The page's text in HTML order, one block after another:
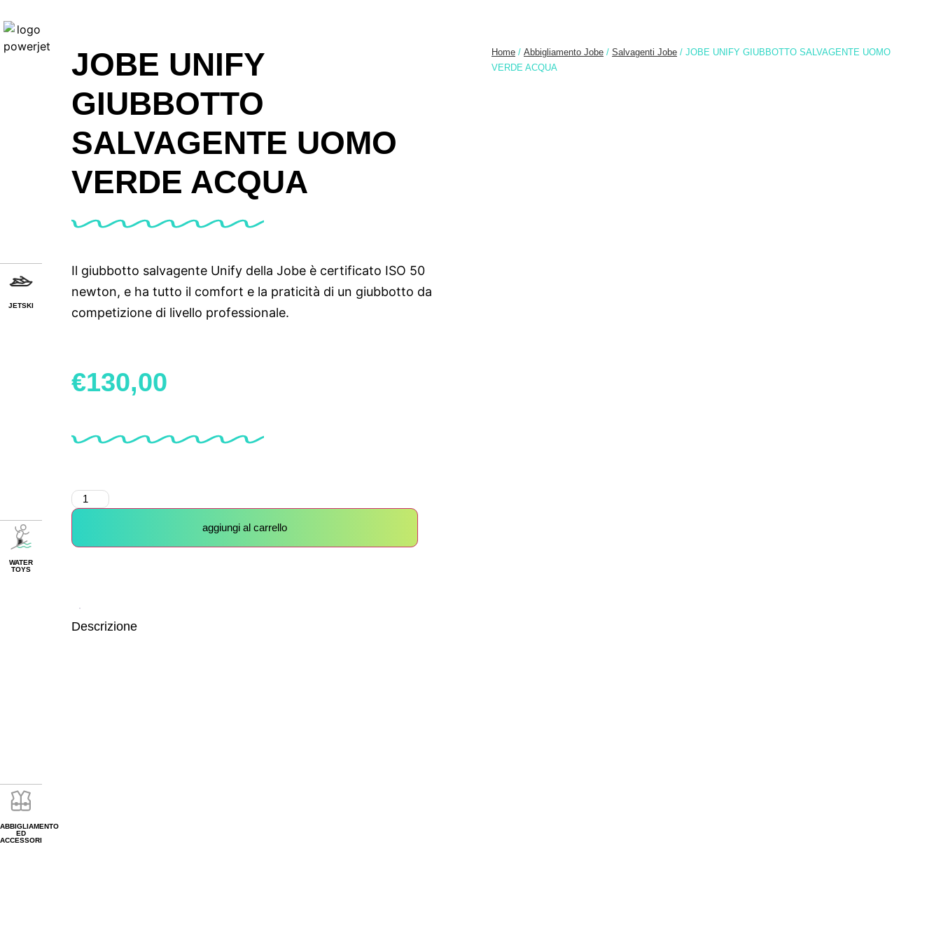
JETSKI
WATER
TOYS
ABBIGLIAMENTO
ED
ACCESSORI
JOBE UNIFY
GIUBBOTTO
SALVAGENTE UOMO
VERDE ACQUA
Il giubbotto salvagente Unify della Jobe è certificato ISO 50
newton, e ha tutto il comfort e la praticità di un giubbotto da
competizione di livello professionale.
€130,00
aggiungi al carrello
Home / Abbigliamento Jobe / Salvagenti Jobe / JOBE UNIFY GIUBBOTTO SALVAGENTE UOMO
VERDE ACQUA
Descrizione